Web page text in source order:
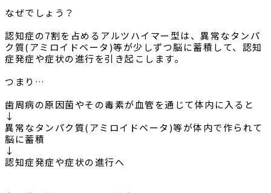
なぜでしょう？
認知症の7割を占めるアルツハイマー型は、異常なタンパ
ク質(アミロイドベータ)等が少しずつ脳に蓄積して、認知
症発症や症状の進行を引き起こします。
つまり…
歯周病の原因菌やその毒素が血管を通じて体内に入ると
↓
異常なタンパク質(アミロイドベータ)等が体内で作られて
脳に蓄積
↓
認知症発症や症状の進行へ